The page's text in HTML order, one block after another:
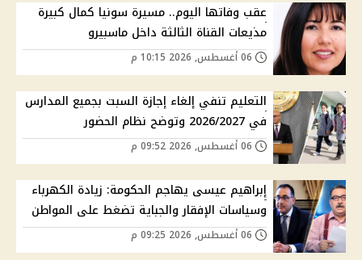
عقب وفاتها اليوم.. مسيرة سونيا كمال كبيرة
مذيعات القناة الثالثة داخل ماسبيرو
التعليم تنفي إلغاء إجازة السبت بجميع المدارس
في 2026/2027 وتوضح نظام الحضور
إبراهيم عيسى يهاجم الحكومة: زيادة الكهرباء
وسياسات الإفقار والجباية تضغط على المواطن